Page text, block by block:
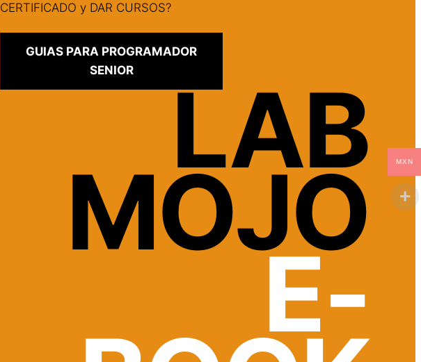
CERTIFICADO y DAR CURSOS?
GUIAS PARA PROGRAMADOR
SENIOR
LAB
MOJO
E-
MXN